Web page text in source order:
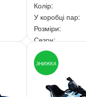
Колір:
У коробці пар:
Розміри:
Сезон:
Ціна за скриньку:
ЗНИЖКА